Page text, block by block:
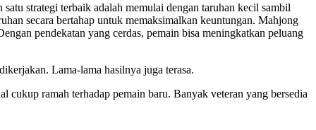
strategi terbaik adalah memulai dengan taruhan kecil sambil
secara bertahap untuk memaksimalkan keuntungan. Mahjong
pendekatan yang cerdas, pemain bisa meningkatkan peluang
Lama-lama hasilnya juga terasa.
cukup ramah terhadap pemain baru. Banyak veteran yang bersedia